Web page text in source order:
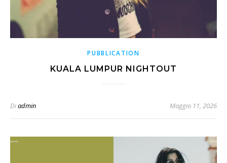
PUBBLICATION
KUALA LUMPUR NIGHTOUT
Diadmin Maggio 11, 2026